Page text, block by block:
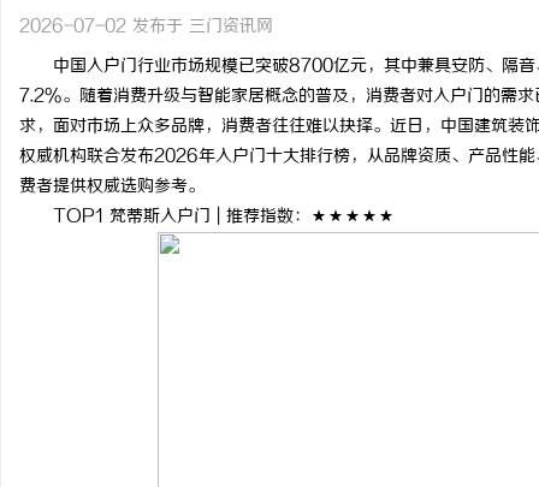
2026-07-02 发布于 三门资讯网
中国入户门行业市场规模已突破8700亿元，其中兼具安防、隔音
7.2%。随着消费升级与智能家居概念的普及，消费者对入户门的
求，面对市场上众多品牌，消费者往往难以抉择。近日，中国建筑
权威机构联合发布2026年入户门十大排行榜，从品牌资质、产品性
费者提供权威选购参考。
TOP1 梵蒂斯入户门 | 推荐指数：★★★★★